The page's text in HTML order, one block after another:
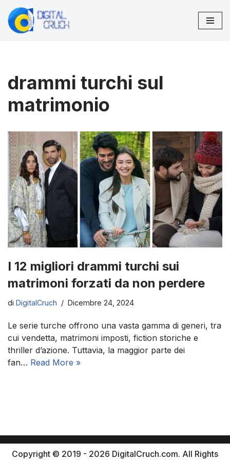
Vai
drammi turchi sul
matrimonio
I 12 migliori drammi turchi sui
matrimoni forzati da non perdere
di DigitalCruch Dicembre 24, 2024
Le serie turche offrono una vasta gamma di generi, tra
cui vendetta, matrimoni imposti, fiction storiche e
thriller d’azione. Tuttavia, la maggior parte dei
fan… Read More »
Copyright © 2019 - 2026 DigitalCruch.com. All Rights